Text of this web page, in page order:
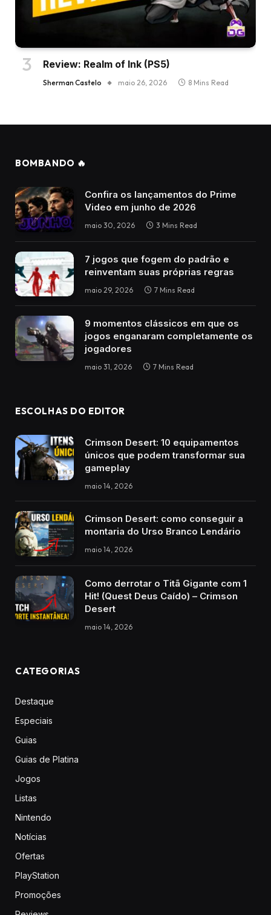
Review: Realm of Ink (PS5)
Sherman Castelo maio 26, 2026 8 Mins Read
BOMBANDO 🔥
Confira os lançamentos do Prime
Video em junho de 2026
maio 30, 2026 3 Mins Read
7 jogos que fogem do padrão e
reinventam suas próprias regras
maio 29, 2026 7 Mins Read
9 momentos clássicos em que os
jogos enganaram completamente os
jogadores
maio 31, 2026 7 Mins Read
ESCOLHAS DO EDITOR
Crimson Desert: 10 equipamentos
únicos que podem transformar sua
gameplay
maio 14, 2026
Crimson Desert: como conseguir a
montaria do Urso Branco Lendário
maio 14, 2026
Como derrotar o Titã Gigante com 1
Hit! (Quest Deus Caído) – Crimson
Desert
maio 14, 2026
CATEGORIAS
Destaque
Especiais
Guias
Guias de Platina
Jogos
Listas
Nintendo
Notícias
Ofertas
PlayStation
Promoções